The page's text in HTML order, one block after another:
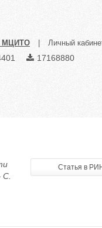
МЦИТО Личный
17168880
С.
Статья в